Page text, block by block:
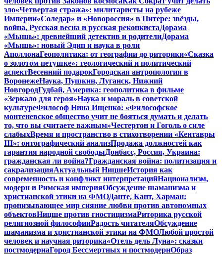
зло«Четвертая стража»: милитаристы на рубеже
Империи«Соледар» и «Новороссия» в Питере: звёзды,
война, Русская весна и русская реконкистаДорама
«Мышь»: древнейший детектив и родителиДорама
«Мышь»: новый Эдип и наука в роли
АполлонаГеополитика: от географии до риторики«Сказка
о золотом петушке»: теологический и политический
аспектВесенний подарокГородская антропология в
ВоронежеНаука, Пушкин, Луганск, Нижний
НовгородГудбай, Америка: геополитика в фильме
«Зеркало для героя»Наука и мораль в советской
культуреФилософ Нина Ищенко: «Философское
монтеневское общество учит не бояться думать и делать
то, что вы считаете важным»Честертон и Гоголь о силе
слабыхВремя и пространство в стихотворении «Кентавры
III»: онтографический анализПродажа должностей как
гарантия народной свободыДонбасс, Россия, Украина:
гражданская ли война?Гражданская война: политизация и
сакрализацияАктуальный НицшеИстория как
современность и конфликт интерпретацийНационализм,
модерн и Римская империяОбсуждение шаманизма и
христианской этики на ФМОДанте, Кант, Харман:
пронизывающее мир сияние любви против автономных
объектовНицше против гностицизмаРиторика русской
религиозной философииРадость читателяОбсуждение
шаманизма и христианской этики на ФМОЛюбой простой
человек и научная риторика«Отель дель Луна»: сказки
постмодернаГород Бессмертных и постмодернОбраз